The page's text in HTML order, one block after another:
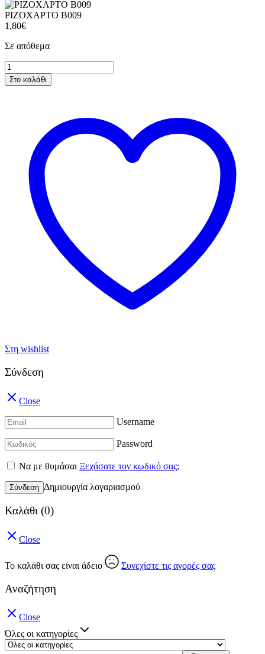
ΡΙΖΟΧΑΡΤΟ B009
1,80€
Σε απόθεμα
ΡΙΖΟΧΑΡΤΟ
B009
ποσότητα
Στο καλάθι
Στη wishlist
Σύνδεση
Close
Username
Password
Να με θυμάσαι Ξεχάσατε τον κωδικό σας;
Σύνδεση Δημιουργία λογαριασμού
Καλάθι (0)
Close
Το καλάθι σας είναι άδειο Συνεχίστε τις αγορές σας
Αναζήτηση
Close
Όλες οι κατηγορίες